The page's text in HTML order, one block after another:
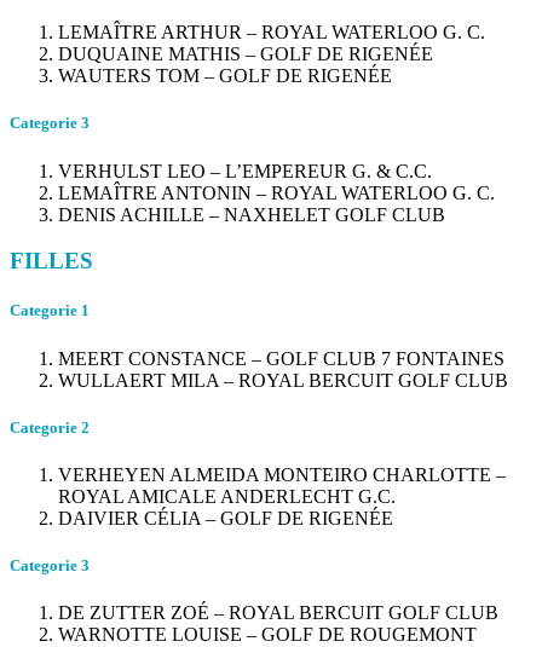
LEMAÎTRE ARTHUR – ROYAL WATERLOO G. C.
DUQUAINE MATHIS – GOLF DE RIGENÉE
WAUTERS TOM – GOLF DE RIGENÉE
Categorie 3
VERHULST LEO – L’EMPEREUR G. & C.C.
LEMAÎTRE ANTONIN – ROYAL WATERLOO G. C.
DENIS ACHILLE – NAXHELET GOLF CLUB
FILLES
Categorie 1
MEERT CONSTANCE – GOLF CLUB 7 FONTAINES
WULLAERT MILA – ROYAL BERCUIT GOLF CLUB
Categorie 2
VERHEYEN ALMEIDA MONTEIRO CHARLOTTE –
ROYAL AMICALE ANDERLECHT G.C.
DAIVIER CÉLIA – GOLF DE RIGENÉE
Categorie 3
DE ZUTTER ZOÉ – ROYAL BERCUIT GOLF CLUB
WARNOTTE LOUISE – GOLF DE ROUGEMONT